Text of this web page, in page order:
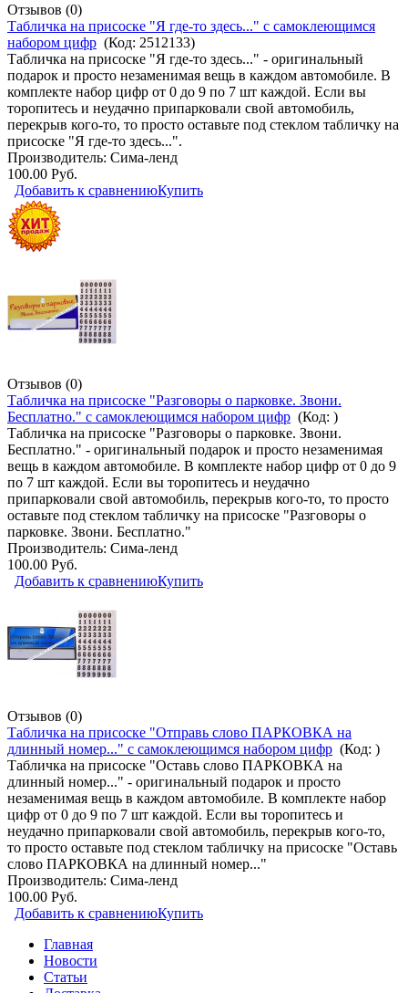
Отзывов (0)
Табличка на присоске "Я где-то здесь..." с самоклеющимся
набором цифр (Код: 2512133)
Табличка на присоске "Я где-то здесь..." - оригинальный
подарок и просто незаменимая вещь в каждом автомобиле. В
комплекте набор цифр от 0 до 9 по 7 шт каждой. Если вы
торопитесь и неудачно припарковали свой автомобиль,
перекрыв кого-то, то просто оставьте под стеклом табличку на
присоске "Я где-то здесь...".
Производитель: Сима-ленд
100.00 Руб.
Добавить к сравнениюКупить
Отзывов (0)
Табличка на присоске "Разговоры о парковке. Звони.
Бесплатно." с самоклеющимся набором цифр (Код: )
Табличка на присоске "Разговоры о парковке. Звони.
Бесплатно." - оригинальный подарок и просто незаменимая
вещь в каждом автомобиле. В комплекте набор цифр от 0 до 9
по 7 шт каждой. Если вы торопитесь и неудачно
припарковали свой автомобиль, перекрыв кого-то, то просто
оставьте под стеклом табличку на присоске "Разговоры о
парковке. Звони. Бесплатно."
Производитель: Сима-ленд
100.00 Руб.
Добавить к сравнениюКупить
Отзывов (0)
Табличка на присоске "Отправь слово ПАРКОВКА на
длинный номер..." с самоклеющимся набором цифр (Код: )
Табличка на присоске "Оставь слово ПАРКОВКА на
длинный номер..." - оригинальный подарок и просто
незаменимая вещь в каждом автомобиле. В комплекте набор
цифр от 0 до 9 по 7 шт каждой. Если вы торопитесь и
неудачно припарковали свой автомобиль, перекрыв кого-то,
то просто оставьте под стеклом табличку на присоске "Оставь
слово ПАРКОВКА на длинный номер..."
Производитель: Сима-ленд
100.00 Руб.
Добавить к сравнениюКупить
Главная
Новости
Статьи